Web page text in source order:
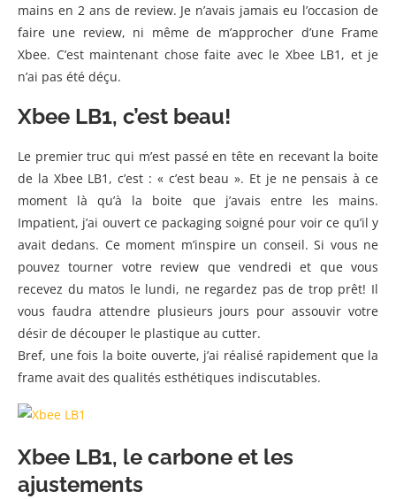
mains en 2 ans de review. Je n’avais jamais eu l’occasion de
faire une review, ni même de m’approcher d’une Frame
Xbee. C’est maintenant chose faite avec le Xbee LB1, et je
n’ai pas été déçu.
Xbee LB1, c’est beau!
Le premier truc qui m’est passé en tête en recevant la boite
de la Xbee LB1, c’est : « c’est beau ». Et je ne pensais à ce
moment là qu’à la boite que j’avais entre les mains.
Impatient, j’ai ouvert ce packaging soigné pour voir ce qu’il y
avait dedans. Ce moment m’inspire un conseil. Si vous ne
pouvez tourner votre review que vendredi et que vous
recevez du matos le lundi, ne regardez pas de trop prêt! Il
vous faudra attendre plusieurs jours pour assouvir votre
désir de découper le plastique au cutter.
Bref, une fois la boite ouverte, j’ai réalisé rapidement que la
frame avait des qualités esthétiques indiscutables.
Xbee LB1, le carbone et les
ajustements